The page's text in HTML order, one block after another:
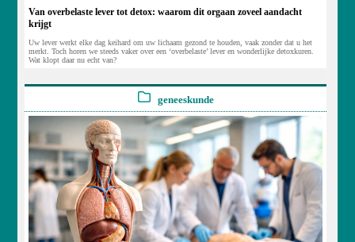
Van overbelaste lever tot detox: waarom dit orgaan zoveel aandacht
krijgt
Uw lever werkt elke dag keihard om uw lichaam gezond te houden, vaak zonder dat u het
merkt. Toch horen we steeds vaker over een ‘overbelaste’ lever en wonderlijke detoxkuren.
Wat klopt daar nu echt van?
geneeskunde